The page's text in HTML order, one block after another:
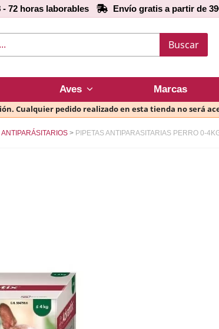
- 72 horas laborables Envío gratis a partir de
Buscar
Aves Marcas
Cualquier pedido realizado en esta tienda no será
ANTIPARÁSITARIOS PIPETAS ANTIPARASITARIAS PERRO 0-